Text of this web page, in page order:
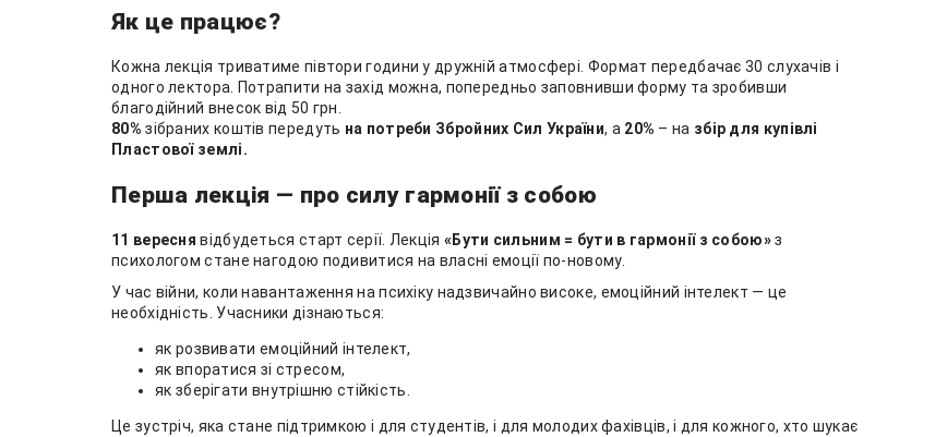
Як це працює?
Кожна лекція триватиме півтори години у дружній атмосфері. Формат передбачає 30 слухачів і
одного лектора. Потрапити на захід можна, попередньо заповнивши форму та зробивши
благодійний внесок від 50 грн.
80% зібраних коштів передуть на потреби Збройних Сил України, а 20% – на збір для купівлі
Пластової землі.
Перша лекція — про силу гармонії з собою
11 вересня відбудеться старт серії. Лекція «Бути сильним = бути в гармонії з собою»з
психологом стане нагодою подивитися на власні емоції по-новому.
У час війни, коли навантаження на психіку надзвичайно високе, емоційний інтелект — це
необхідність. Учасники дізнаються:
як розвивати емоційний інтелект,
як впоратися зі стресом,
як зберігати внутрішню стійкість.
Це зустріч, яка стане підтримкою і для студентів, і для молодих фахівців, і для кожного, хто шукає